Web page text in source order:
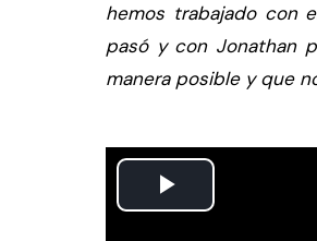
hemos trabajado con
pasó y con Jonathan
manera posible y que